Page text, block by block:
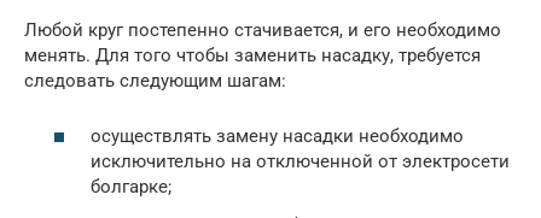
Любой круг постепенно стачивается, и его необходимо
менять. Для того чтобы заменить насадку, требуется
следовать следующим шагам:
осуществлять замену насадки необходимо
исключительно на отключенной от электросети
болгарке;